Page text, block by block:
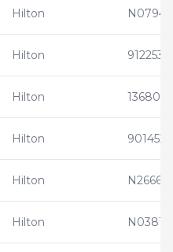
Hilton
Hilton 9122532
Hilton
Hilton 901452
Hilton
Hilton